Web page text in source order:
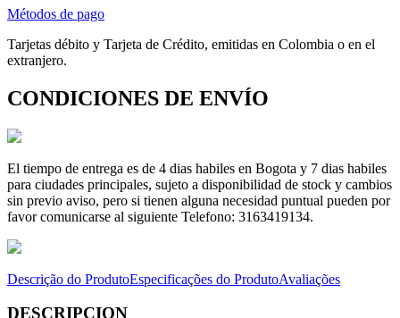
Métodos de pago
Tarjetas débito y Tarjeta de Crédito, emitidas en Colombia o en el
extranjero.
CONDICIONES DE ENVÍO
El tiempo de entrega es de 4 dias habiles en Bogota y 7 dias habiles
para ciudades principales, sujeto a disponibilidad de stock y cambios
sin previo aviso, pero si tienen alguna necesidad puntual pueden por
favor comunicarse al siguiente Telefono: 3163419134.
Descrição do ProdutoEspecificações do ProdutoAvaliações
DESCRIPCION